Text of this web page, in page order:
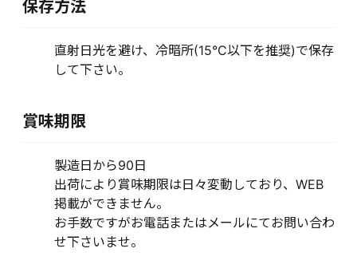
保存方法
直射日光を避け、冷暗所(15°C以下を推奨)で保存
して下さい。
賞味期限
製造日から90日
出荷により賞味期限は日々変動しており、WEB
掲載ができません。
お手数ですがお電話またはメールにてお問い合わ
せ下さいませ。